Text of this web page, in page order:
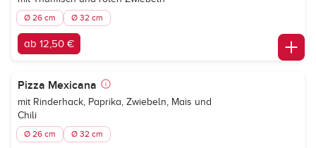
Ø 26 cm Ø 32 cm
ab 12,50 €
Pizza Mexicana
mit Rinderhack, Paprika, Zwiebeln, Mais und
Chili
Ø 26 cm Ø 32 cm